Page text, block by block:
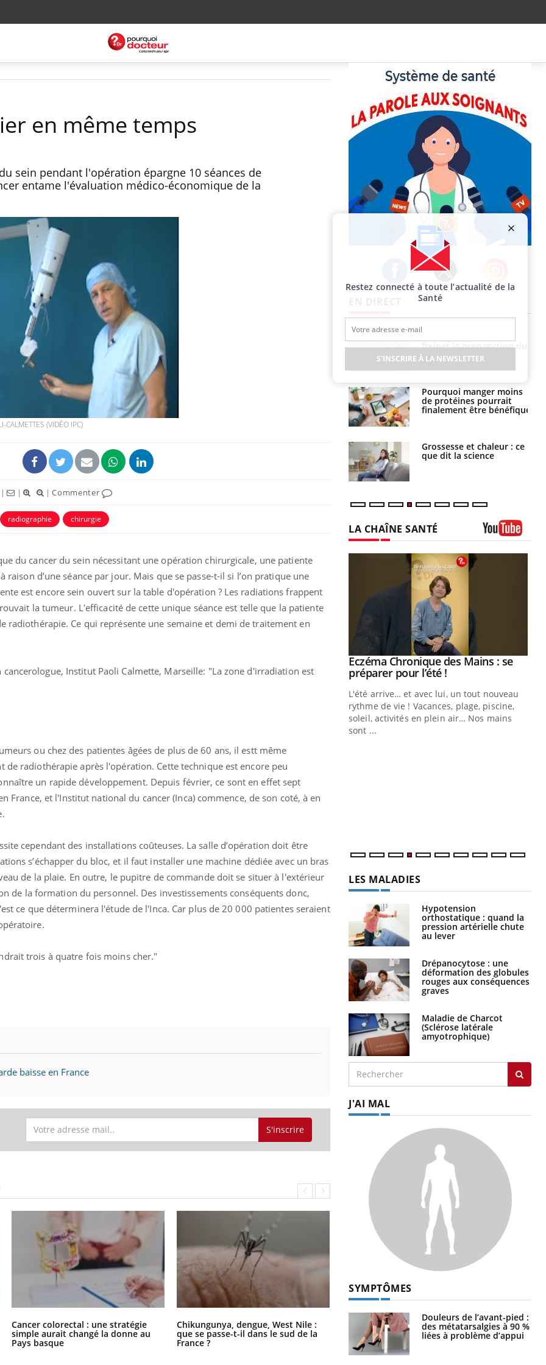
en même temps
sein pendant l'opération épargne 10 séances de
entame l'évaluation médico-économique de la
CALMETTES (VIDÉO IPC)
| | |Commenter
radiographie chirurgie
du cancer du sein nécessitant une opération chirurgicale, une patiente
raison d’une séance par jour. Mais que se passe-t-il si l’on pratique une
est encore sein ouvert sur la table d'opération ? Les radiations frappent
la tumeur. L'efficacité de cette unique séance est telle que la patiente
radiothérapie. Ce qui représente une semaine et demi de traitement en
cancerologue, Institut Paoli Calmette, Marseille: "La zone d'irradiation est
ou chez des patientes âgées de plus de 60 ans, il estt même
de radiothérapie après l'opération. Cette technique est encore peu
un rapide développement. Depuis février, ce sont en effet sept
France, et l'Institut national du cancer (Inca) commence, de son coté, à en
cependant des installations coûteuses. La salle d’opération doit être
s’échapper du bloc, et il faut installer une machine dédiée avec un bras
de la plaie. En outre, le pupitre de commande doit se situer à l'extérieur
de la formation du personnel. Des investissements conséquents donc,
ce que déterminera l'étude de l'Inca. Car plus de 20 000 patientes seraient
trois à quatre fois moins cher."
baisse en France
S'inscrire
Cancer colorectal : une stratégie
simple aurait changé la donne au
Pays basque
Chikungunya, dengue, West Nile :
que se passe-t-il dans le sud de la
France ?
Les médicaments GLP-1 protègent-
ils aussi les os ?
Facebook Twitter Instagram
VIH : la fin du comprimé
tous les jours se profile-t-
Pourquoi votre ventre
gâche-t-il les premiers
jours de vos vacances ?
pourquoi le risque de
noyade grimpe-t-il ?
freiner la propagation du
cancer ?
Pourquoi manger moins
de protéines pourrait
finalement être bénéfique
Grossesse et chaleur : ce
que dit la science
l'apprentissage de la
lecture ?
Mordue par une tique en
vacances, elle reste dans
le coma pendant 42 jours
Mordue par un
barracuda, une petite fille
secourue grâce à un
LA CHAÎNE SANTÉ
en parler?? Youtube
Youtube
Eczéma Chronique des Mains : se
préparer pour l’été !Youtube
L'été arrive… et avec lui, un tout nouveau
rythme de vie ! Vacances, plage, piscine,
soleil, activités en plein air… Nos mains
sont ...
Youtube
Diabète & Ramadan 2026Youtube
Le Ramadan approche, et, pour de
nombreuses personnes atteintes de
diabète, c'est une période de questions, de
défis, mais ...
LES MALADIES
Hypotension
orthostatique : quand la
pression artérielle chute
au lever
Drépanocytose : une
déformation des globules
rouges aux conséquences
graves
Maladie de Charcot
(Sclérose latérale
amyotrophique)
J'AI MAL
SYMPTÔMES
Douleurs de l’avant-pied :
des métatarsalgies à 90 %
liées à problème d’appui
Restez connecté à toute l’actualité de la
Santé
S'INSCRIRE À LA NEWSLETTER